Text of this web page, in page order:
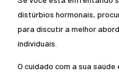
distúrbios hormonais,
para discutir a melhor
individuais.
O cuidado com a sua